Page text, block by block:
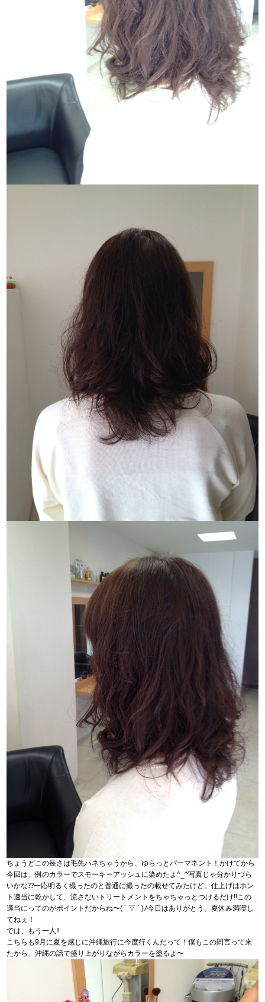
ちょうどこの長さは毛先ハネちゃうから、ゆらっとパーマネント！かけてから
今回は、例のカラーでスモーキーアッシュに染めたよ^_^写真じゃ分かりづら
いかな⁇一応明るく撮ったのと普通に撮ったの載せてみたけど。仕上げはホン
ト適当に乾かして、流さないトリートメントをちゃちゃっとつけるだけ‼︎この
適当にってのがポイントだからね〜( ´ ▽ ` )ﾉ今日はありがとう。夏休み満喫し
てねぇ！
では、もう一人‼︎
こちらも9月に夏を感じに沖縄旅行に今度行くんだって！僕もこの間言って来
たから、沖縄の話で盛り上がりながらカラーを塗るよ〜